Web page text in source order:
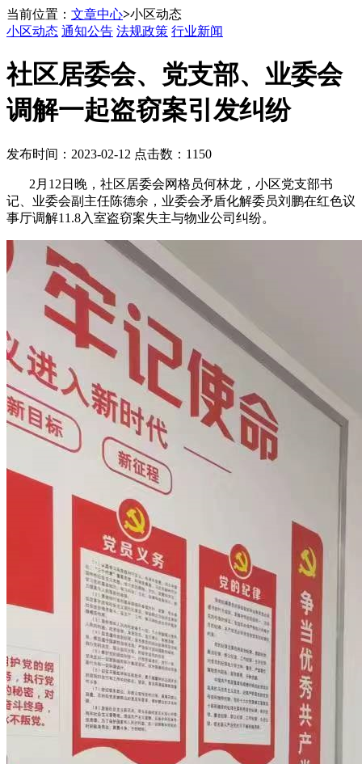
当前位置： 文章中心>小区动态
小区动态 通知公告 法规政策 行业新闻
社区居委会、党支部、业委会
调解一起盗窃案引发纠纷
发布时间：2023-02-12 点击数：1150
2月12日晚，社区居委会网格员何林龙，小区党支部书
记、业委会副主任陈德余，业委会矛盾化解委员刘鹏在红色议
事厅调解11.8入室盗窃案失主与物业公司纠纷。